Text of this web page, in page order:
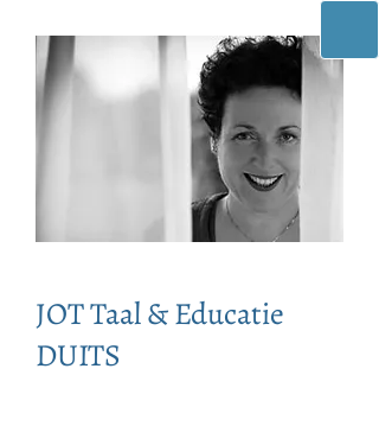
JOT Taal & Educatie
DUITS